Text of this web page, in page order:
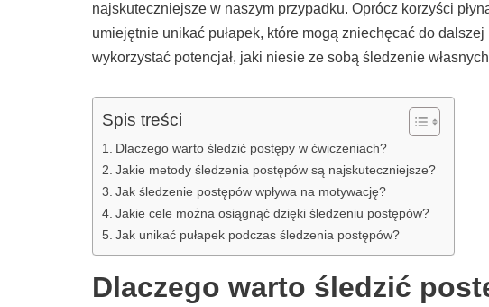
najskuteczniejsze w naszym przypadku. Oprócz korzyści
umiejętnie unikać pułapek, które mogą zniechęcać do dalszej
wykorzystać potencjał, jaki niesie ze sobą śledzenie
Spis treści
Dlaczego warto śledzić postępy w ćwiczeniach?
Jakie metody śledzenia postępów są najskuteczniejsze?
Jak śledzenie postępów wpływa na motywację?
Jakie cele można osiągnąć dzięki śledzeniu postępów?
Jak unikać pułapek podczas śledzenia postępów?
Dlaczego warto śledzić